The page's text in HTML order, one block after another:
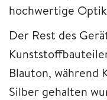
hochwertige
Der Rest des
Blauton, während
Silber gehalten